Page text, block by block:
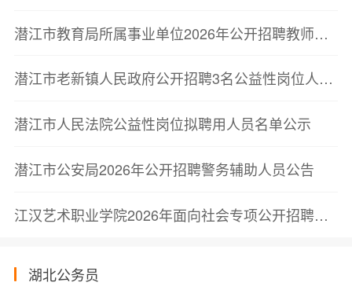
潜江市教育局所属事业单位2026年公开招聘教师体检递补公告
潜江市老新镇人民政府公开招聘3名公益性岗位人员的公告
潜江市人民法院公益性岗位拟聘用人员名单公示
潜江市公安局2026年公开招聘警务辅助人员公告
江汉艺术职业学院2026年面向社会专项公开招聘教师、专职辅导员体检通知
湖北公务员